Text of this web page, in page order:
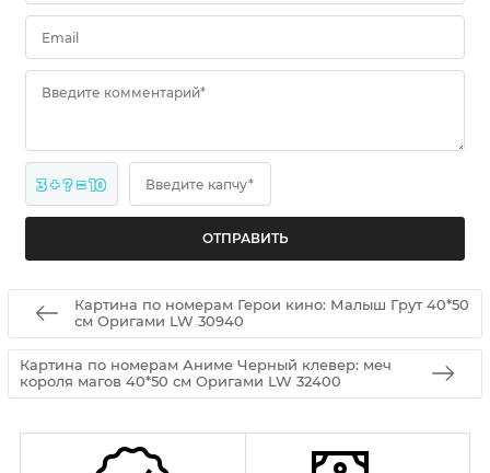
Email
Введите комментарий*
3 + ? = 10 Введите капчу*
Картина по номерам Герои кино: Малыш Грут 40*50
см Оригами LW 30940
Картина по номерам Аниме Черный клевер: меч
короля магов 40*50 см Оригами LW 32400